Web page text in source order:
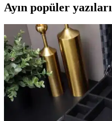
Ayın popüler yazıları